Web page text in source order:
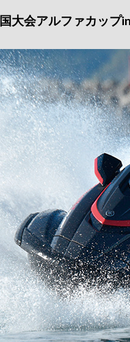
大会アルファカップ